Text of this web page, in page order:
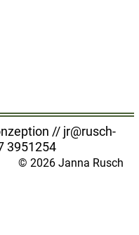
// jr@rusch-
3951254
© 2026 Janna Rusch